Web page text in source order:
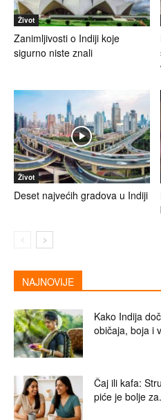
Život
Zanimljivosti o Indiji koje
sigurno niste znali
Život
Deset najvećih gradova u Indiji
NAJNOVIJE
Kako Indija
običaja, boja i
Čaj ili kafa:
piće je bolje